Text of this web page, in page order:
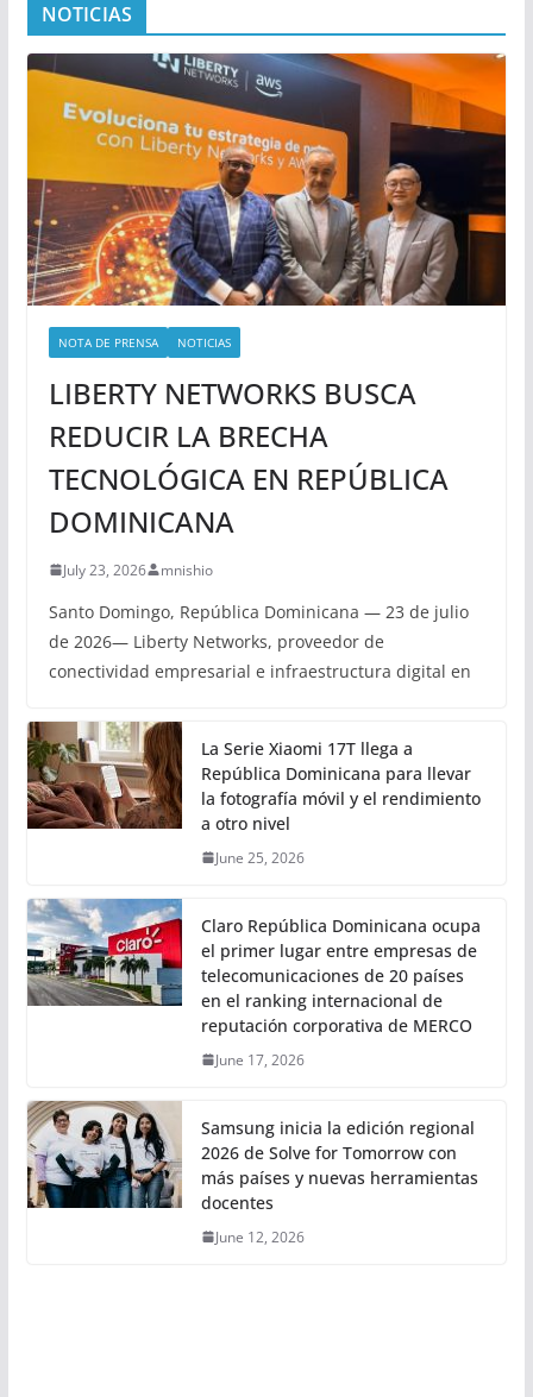
NOTICIAS
NOTA DE PRENSA NOTICIAS
LIBERTY NETWORKS BUSCA
REDUCIR LA BRECHA
TECNOLÓGICA EN REPÚBLICA
DOMINICANA
July 23, 2026 mnishio
Santo Domingo, República Dominicana — 23 de julio
de 2026— Liberty Networks, proveedor de
conectividad empresarial e infraestructura digital en
La Serie Xiaomi 17T llega a
República Dominicana para llevar
la fotografía móvil y el rendimiento
a otro nivel
June 25, 2026
Claro República Dominicana ocupa
el primer lugar entre empresas de
telecomunicaciones de 20 países
en el ranking internacional de
reputación corporativa de MERCO
June 17, 2026
Samsung inicia la edición regional
2026 de Solve for Tomorrow con
más países y nuevas herramientas
docentes
June 12, 2026